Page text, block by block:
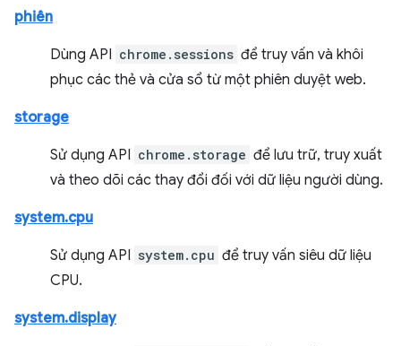
phiên
Dùng API chrome.sessions để truy vấn và khôi
phục các thẻ và cửa sổ từ một phiên duyệt web.
storage
Sử dụng API chrome.storage để lưu trữ, truy xuất
và theo dõi các thay đổi đối với dữ liệu người dùng.
system.cpu
Sử dụng API system.cpu để truy vấn siêu dữ liệu
CPU.
system.display